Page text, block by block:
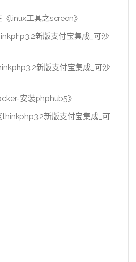
《linux工具之screen》
新版支付宝集成_可沙
新版支付宝集成_可沙
安装phphub5》
thinkphp3.2新版支付宝集成_可